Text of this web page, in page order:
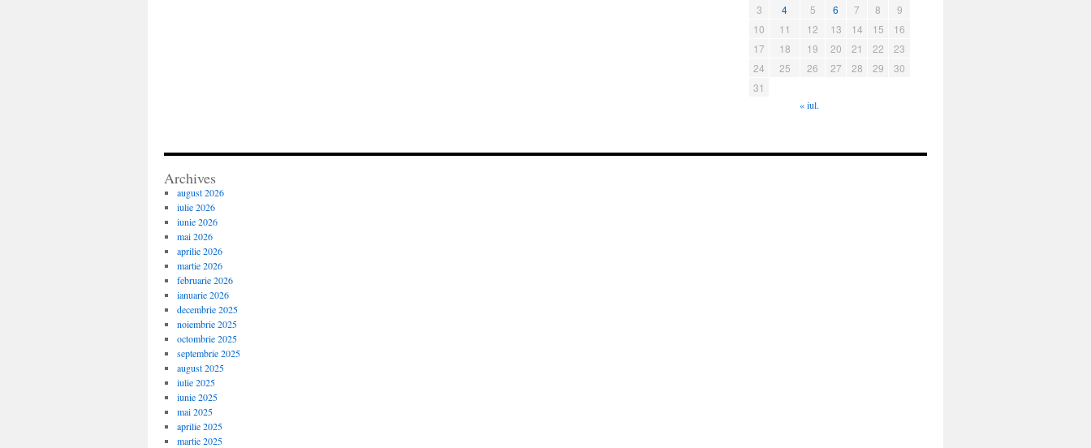
3
4 5 6 7 8
9
10
11 12 13 14 15
16
17
18 19 20 21 22
23
24
25 26 27 28 29
30
31
« iul.
Archives
august 2026
iulie 2026
iunie 2026
mai 2026
aprilie 2026
martie 2026
februarie 2026
ianuarie 2026
decembrie 2025
noiembrie 2025
octombrie 2025
septembrie 2025
august 2025
iulie 2025
iunie 2025
mai 2025
aprilie 2025
martie 2025